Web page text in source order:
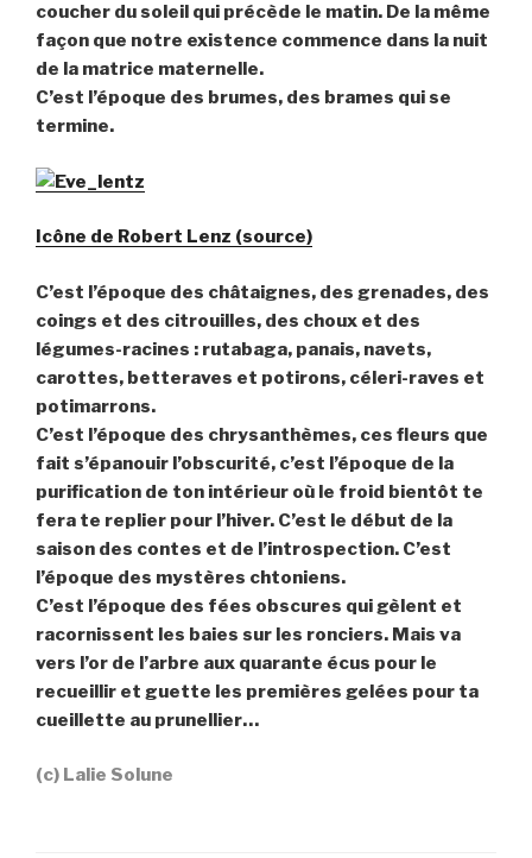
coucher du soleil qui précède le matin. De la même
façon que notre existence commence dans la nuit
de la matrice maternelle.
C’est l’époque des brumes, des brames qui se
termine.
Icône de Robert Lenz (source)
C’est l’époque des châtaignes, des grenades, des
coings et des citrouilles, des choux et des
légumes-racines : rutabaga, panais, navets,
carottes, betteraves et potirons, céleri-raves et
potimarrons.
C’est l’époque des chrysanthèmes, ces fleurs que
fait s’épanouir l’obscurité, c’est l’époque de la
purification de ton intérieur où le froid bientôt te
fera te replier pour l’hiver. C’est le début de la
saison des contes et de l’introspection. C’est
l’époque des mystères chtoniens.
C’est l’époque des fées obscures qui gèlent et
racornissent les baies sur les ronciers. Mais va
vers l’or de l’arbre aux quarante écus pour le
recueillir et guette les premières gelées pour ta
cueillette au prunellier…
(c) Lalie Solune